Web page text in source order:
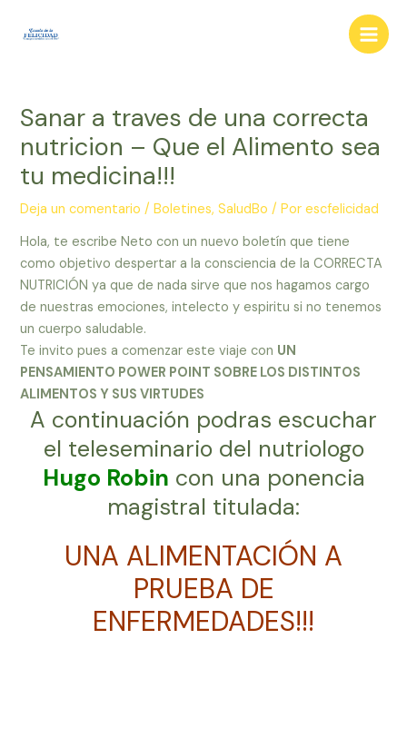
Main
Sanar a traves de una correcta
nutricion – Que el Alimento sea
tu medicina!!!
Deja un comentario /Boletines,SaludBo / Porescfelicidad
Hola, te escribe Neto con un nuevo boletín que tiene
como objetivo despertar a la consciencia de la CORRECTA
NUTRICIÓN ya que de nada sirve que nos hagamos cargo
de nuestras emociones, intelecto y espiritu si no tenemos
un cuerpo saludable.
Te invito pues a comenzar este viaje con UN
PENSAMIENTO POWER POINT SOBRE LOS DISTINTOS
ALIMENTOS Y SUS VIRTUDES
A continuación podras escuchar
el teleseminario del nutriologo
Hugo Robin con una ponencia
magistral titulada:
UNA ALIMENTACIÓN A
PRUEBA DE
ENFERMEDADES!!!